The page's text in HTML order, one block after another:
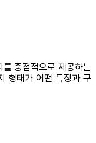
중점적으로 제공하는
형태가 어떤 특징과 구